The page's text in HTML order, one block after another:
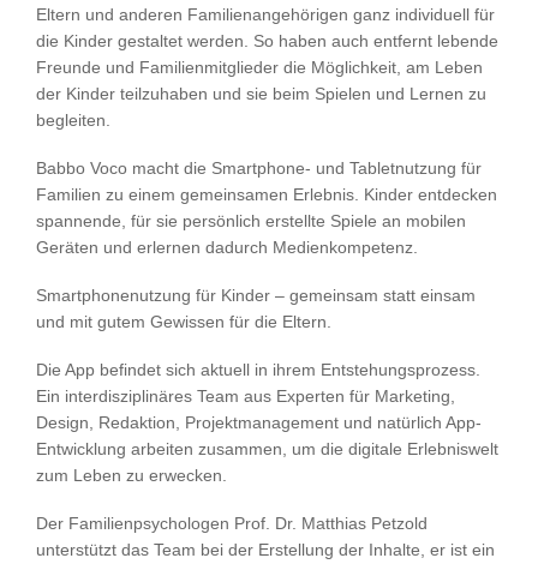
Eltern und anderen Familienangehörigen ganz individuell für
die Kinder gestaltet werden. So haben auch entfernt lebende
Freunde und Familienmitglieder die Möglichkeit, am Leben
der Kinder teilzuhaben und sie beim Spielen und Lernen zu
begleiten.
Babbo Voco macht die Smartphone- und Tabletnutzung für
Familien zu einem gemeinsamen Erlebnis. Kinder entdecken
spannende, für sie persönlich erstellte Spiele an mobilen
Geräten und erlernen dadurch Medienkompetenz.
Smartphonenutzung für Kinder – gemeinsam statt einsam
und mit gutem Gewissen für die Eltern.
Die App befindet sich aktuell in ihrem Entstehungsprozess.
Ein interdisziplinäres Team aus Experten für Marketing,
Design, Redaktion, Projektmanagement und natürlich App-
Entwicklung arbeiten zusammen, um die digitale Erlebniswelt
zum Leben zu erwecken.
Der Familienpsychologen Prof. Dr. Matthias Petzold
unterstützt das Team bei der Erstellung der Inhalte, er ist ein